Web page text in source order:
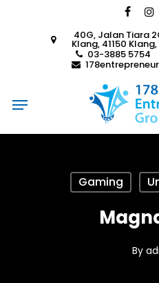
40G, Jalan Tiara
Klang, 41150
03-3885 5754
Menu
Gaming
By